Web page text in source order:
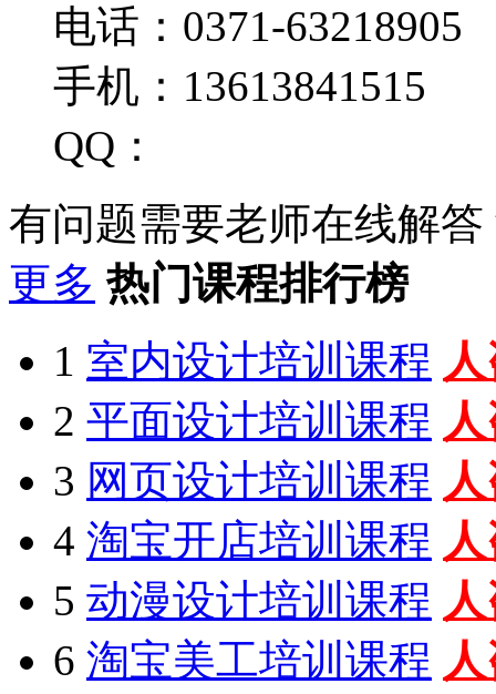
电话：0371-63218905
手机：13613841515
QQ：
有问题需要老师在线解答
更多 热门课程排行榜
1 室内设计培训课程
2 平面设计培训课程
3 网页设计培训课程
4 淘宝开店培训课程
5 动漫设计培训课程
6 淘宝美工培训课程